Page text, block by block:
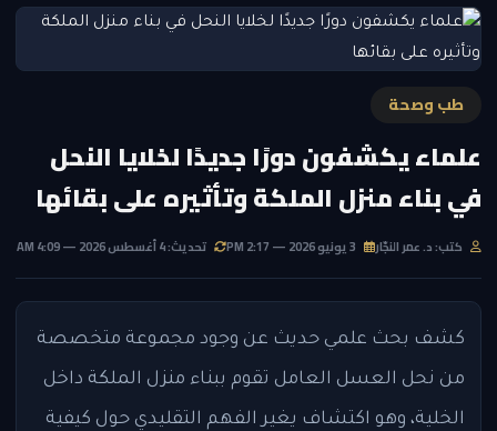
طب وصحة
علماء يكشفون دورًا جديدًا لخلايا النحل
في بناء منزل الملكة وتأثيره على بقائها
كتب: د. عمر النجّار تحديث: 4 أغسطس 2026 — 4:09 AM
كشف بحث علمي حديث عن وجود مجموعة متخصصة
من نحل العسل العامل تقوم ببناء منزل الملكة داخل
الخلية، وهو اكتشاف يغير الفهم التقليدي حول كيفية